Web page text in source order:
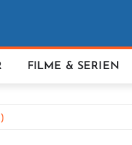
FILME & SERIEN